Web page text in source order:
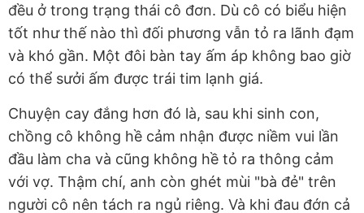
đều ở trong trạng thái cô đơn. Dù cô có biểu hiện
tốt như thế nào thì đối phương vẫn tỏ ra lãnh đạm
và khó gần. Một đôi bàn tay ấm áp không bao giờ
có thể sưởi ấm được trái tim lạnh giá.
Chuyện cay đắng hơn đó là, sau khi sinh con,
chồng cô không hề cảm nhận được niềm vui lần
đầu làm cha và cũng không hề tỏ ra thông cảm
với vợ. Thậm chí, anh còn ghét mùi "bà đẻ" trên
người cô nên tách ra ngủ riêng. Và khi đau đớn cả